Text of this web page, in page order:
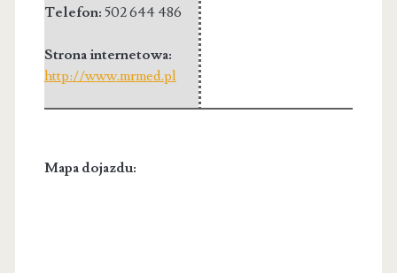
Telefon: 502 644 486
Strona internetowa:
http://www.mrmed.pl
Mapa dojazdu: